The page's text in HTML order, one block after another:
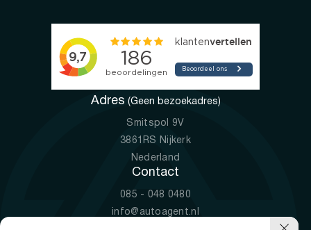
Adres (Geen bezoekadres)
Smitspol 9V
3861RS Nijkerk
Nederland
Contact
085 - 048 0480
info@autoagent.nl